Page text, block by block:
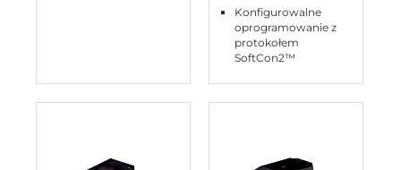
Konfigurowalne
oprogramowanie z
protokołem
SoftCon2™